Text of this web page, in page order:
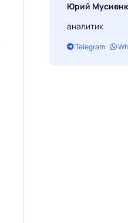
Юрий
аналитик
Telegram